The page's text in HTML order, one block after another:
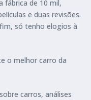
fábrica de 10 mil,
e duas revisões.
só tenho elogios à
o melhor carro da
carros, análises